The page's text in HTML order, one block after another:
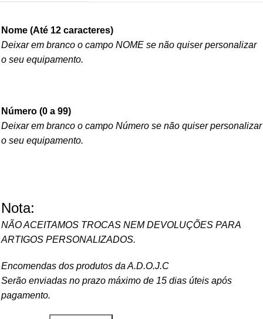
Nome (Até 12 caracteres)
Deixar em branco o campo NOME se não quiser personalizar
o seu equipamento.
Número (0 a 99)
Deixar em branco o campo Número se não quiser personalizar
o seu equipamento.
Nota:
NÃO ACEITAMOS TROCAS NEM DEVOLUÇÕES PARA
ARTIGOS PERSONALIZADOS.
Encomendas dos produtos da A.D.O.J.C
Serão enviadas no prazo máximo de 15 dias úteis após
pagamento.